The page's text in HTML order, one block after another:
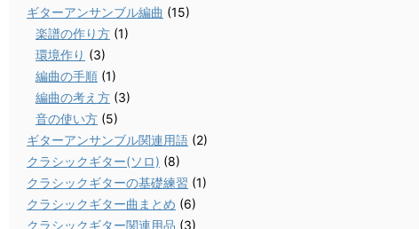
ギターアンサンブル編曲 (15)
楽譜の作り方 (1)
環境作り (3)
編曲の手順 (1)
編曲の考え方 (3)
音の使い方 (5)
ギターアンサンブル関連用語 (2)
クラシックギター(ソロ) (8)
クラシックギターの基礎練習 (1)
クラシックギター曲まとめ (6)
クラシックギター関連用品 (3)